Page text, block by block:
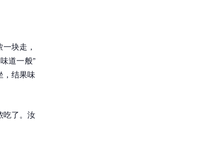
块走，
道一般”
，结果味
吃了。汝